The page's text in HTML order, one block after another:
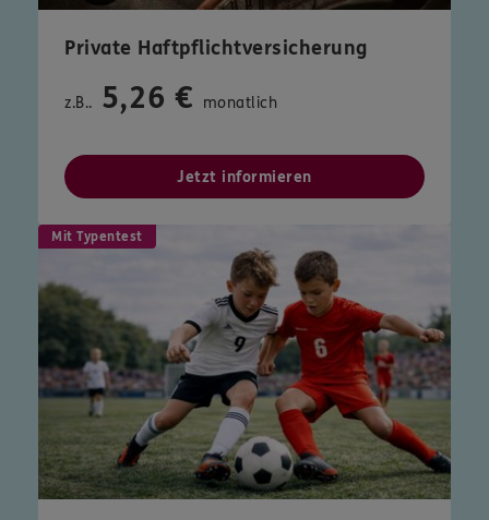
Private Haftpflichtversicherung
z.B.. 5,26 € monatlich
Jetzt informieren
Mit Typentest